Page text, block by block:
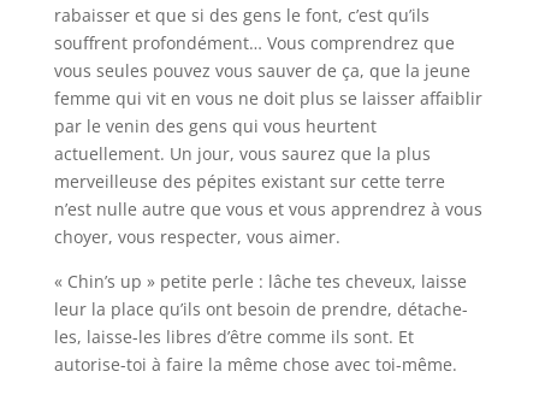
rabaisser et que si des gens le font, c’est qu’ils
souffrent profondément… Vous comprendrez que
vous seules pouvez vous sauver de ça, que la jeune
femme qui vit en vous ne doit plus se laisser affaiblir
par le venin des gens qui vous heurtent
actuellement. Un jour, vous saurez que la plus
merveilleuse des pépites existant sur cette terre
n’est nulle autre que vous et vous apprendrez à vous
choyer, vous respecter, vous aimer.
« Chin’s up » petite perle : lâche tes cheveux, laisse
leur la place qu’ils ont besoin de prendre, détache-
les, laisse-les libres d’être comme ils sont. Et
autorise-toi à faire la même chose avec toi-même.